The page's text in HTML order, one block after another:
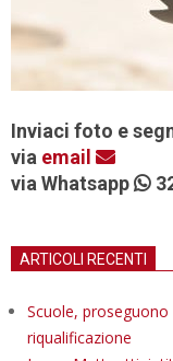
Inviaci foto e
via email
via Whatsapp
ARTICOLI RECENTI
Scuole,
riqualificazione